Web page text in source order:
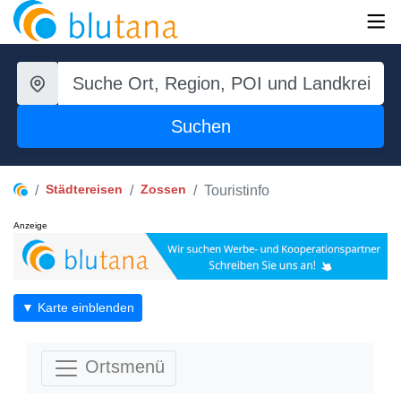
Suchen
Städtereisen Zossen Touristinfo
Anzeige
▼ Karte einblenden
Ortsmenü